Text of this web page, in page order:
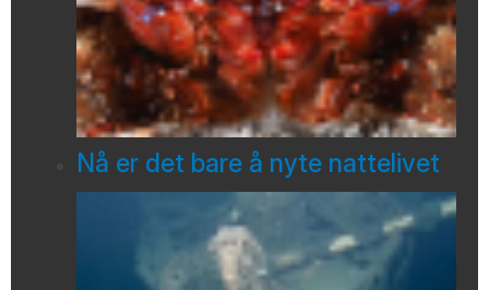
Nå er det bare å nyte nattelivet